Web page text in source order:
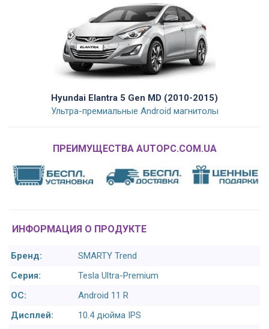
Hyundai Elantra 5 Gen MD (2010-2015)
Ультра-премиальные Android магнитолы
ПРЕИМУЩЕСТВА AUTOPC.COM.UA
ИНФОРМАЦИЯ О ПРОДУКТЕ
Бренд:
SMARTY Trend
Серия:
Tesla Ultra-Premium
ОС:
Android 11 R
Дисплей:
10.4 дюйма IPS